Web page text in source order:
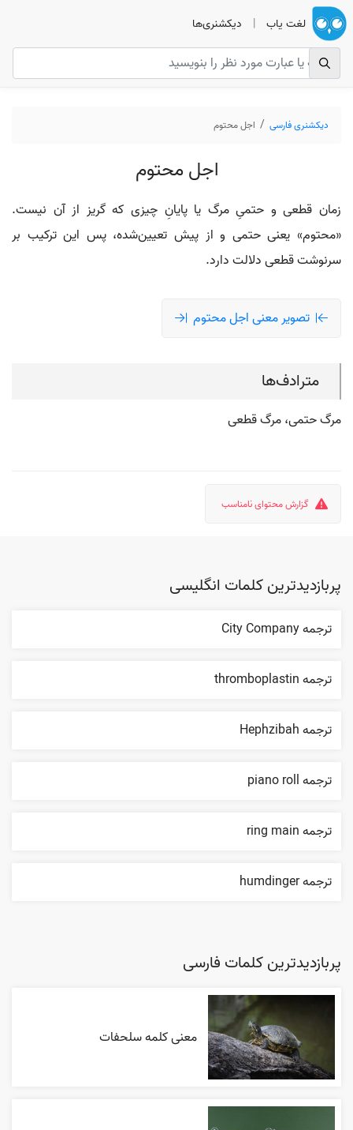
لغت یاب | دیکشنری‌ها
دیکشنری فارسی اجل محتوم
اجل محتوم
زمان قطعی و حتمیِ مرگ یا پایانِ چیزی که گریز از آن نیست.
«محتوم» یعنی حتمی و از پیش تعیین‌شده، پس این ترکیب بر
سرنوشت قطعی دلالت دارد.
تصویر معنی اجل محتوم
مترادف‌ها
مرگ حتمی، مرگ قطعی
گزارش محتوای نامناسب
پربازدیدترین کلمات انگلیسی
ترجمه City Company
ترجمه thromboplastin
ترجمه Hephzibah
ترجمه piano roll
ترجمه ring main
ترجمه humdinger
پربازدیدترین کلمات فارسی
معنی کلمه سلحفات